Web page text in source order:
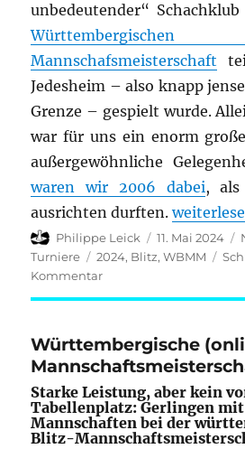
unbedeutender“
Mannschafsmeisterschaft
Jedesheim – also knapp
Grenze – gespielt wurde.
war für uns ein enorm
außergewöhnliche
waren wir 2006 dabei, als
ausrichten durften.
Autor
Philippe Leick
Veröffentlicht
am
11. Mai 2024
Turniere
Schlagwörter
2024, Blitz,WBMM
Kommentarzu
Württembergische
2024
Württembergische
Starke Leistung, aber kein
Tabellenplatz: Gerlingen
Mannschaften bei der
Blitz-